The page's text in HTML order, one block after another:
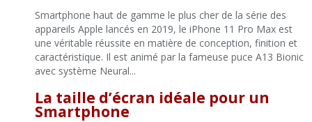
Smartphone haut de gamme le plus cher de la série des
appareils Apple lancés en 2019, le iPhone 11 Pro Max est
une véritable réussite en matière de conception, finition et
caractéristique. Il est animé par la fameuse puce A13 Bionic
avec système Neural...
La taille d’écran idéale pour un
Smartphone